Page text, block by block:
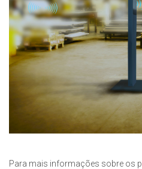
Para mais informações sobre os